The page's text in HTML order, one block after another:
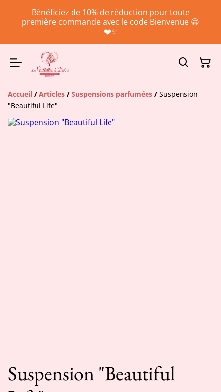
Bénéficiez de 10% de réduction pour toute
première commande avec le code Bienvenue 😁
❤️✨
Accueil / Articles / Suspensions parfumées / Suspension
"Beautiful Life"
Suspension "Beautiful